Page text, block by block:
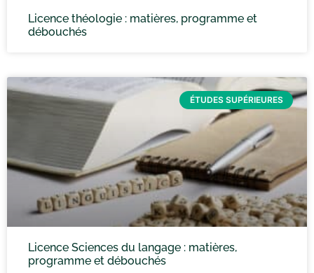
Licence théologie : matières, programme et
débouchés
ÉTUDES SUPÉRIEURES
Licence Sciences du langage : matières,
programme et débouchés